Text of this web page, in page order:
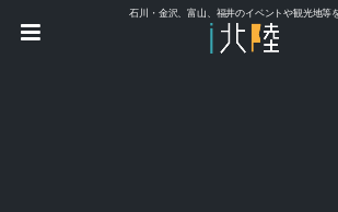
石川・金沢、富山、福井のイベントや観光地等